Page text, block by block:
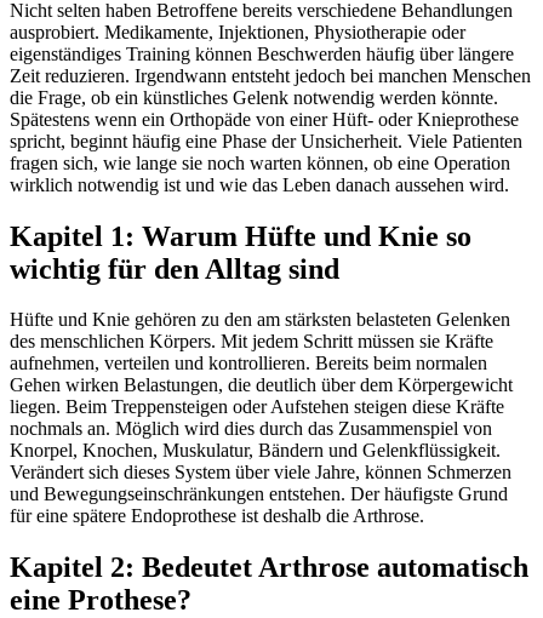
Nicht selten haben Betroffene bereits verschiedene Behandlungen
ausprobiert. Medikamente, Injektionen, Physiotherapie oder
eigenständiges Training können Beschwerden häufig über längere
Zeit reduzieren. Irgendwann entsteht jedoch bei manchen Menschen
die Frage, ob ein künstliches Gelenk notwendig werden könnte.
Spätestens wenn ein Orthopäde von einer Hüft- oder Knieprothese
spricht, beginnt häufig eine Phase der Unsicherheit. Viele Patienten
fragen sich, wie lange sie noch warten können, ob eine Operation
wirklich notwendig ist und wie das Leben danach aussehen wird.
Kapitel 1: Warum Hüfte und Knie so
wichtig für den Alltag sind
Hüfte und Knie gehören zu den am stärksten belasteten Gelenken
des menschlichen Körpers. Mit jedem Schritt müssen sie Kräfte
aufnehmen, verteilen und kontrollieren. Bereits beim normalen
Gehen wirken Belastungen, die deutlich über dem Körpergewicht
liegen. Beim Treppensteigen oder Aufstehen steigen diese Kräfte
nochmals an. Möglich wird dies durch das Zusammenspiel von
Knorpel, Knochen, Muskulatur, Bändern und Gelenkflüssigkeit.
Verändert sich dieses System über viele Jahre, können Schmerzen
und Bewegungseinschränkungen entstehen. Der häufigste Grund
für eine spätere Endoprothese ist deshalb die Arthrose.
Kapitel 2: Bedeutet Arthrose automatisch
eine Prothese?